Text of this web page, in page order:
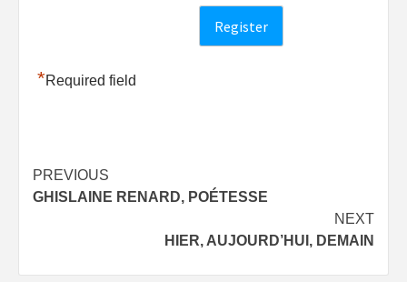
*Required field
Post
navigation
PREVIOUS
GHISLAINE RENARD, POÉTESSE
NEXT
HIER, AUJOURD’HUI, DEMAIN